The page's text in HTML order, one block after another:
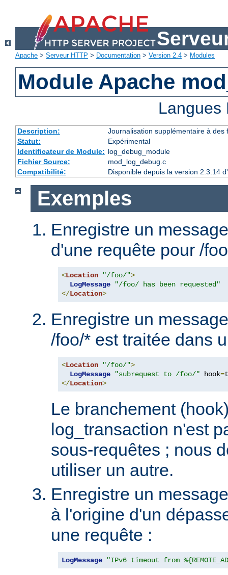
Apache > Serveur HTTP > Documentation > Version 2.4 > Modules
Module Apache
Description:
Journalisation supplémentaire à des
Statut:
Expérimental
Identificateur de Module: log_debug_module
Fichier Source:
mod_log_debug.c
Compatibilité:
Disponible depuis la version 2.3.14
Exemples
Enregistre un
d'une requête pour /
<Location "/foo/">
LogMessage
"/foo/ has been requested"
</Location>
Enregistre un
/foo/* est traitée dans
<Location "/foo/">
LogMessage
"subrequest to /foo/" hook=
</Location>
Le branchement
log_transaction n'est
sous-requêtes ; nous
utiliser un autre.
Enregistre un
à l'origine d'un
une requête :
LogMessage "IPv6 timeout from